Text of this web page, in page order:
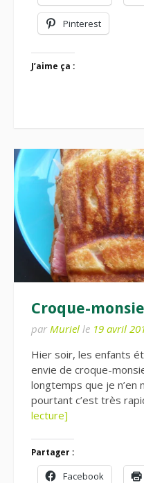
Pinterest
J’aime ça :
Croque-
par Muriel le 19 avril
Hier soir, les enfants
envie de croque-
longtemps que je n’en
pourtant c’est très
lecture]
Partager :
Facebook